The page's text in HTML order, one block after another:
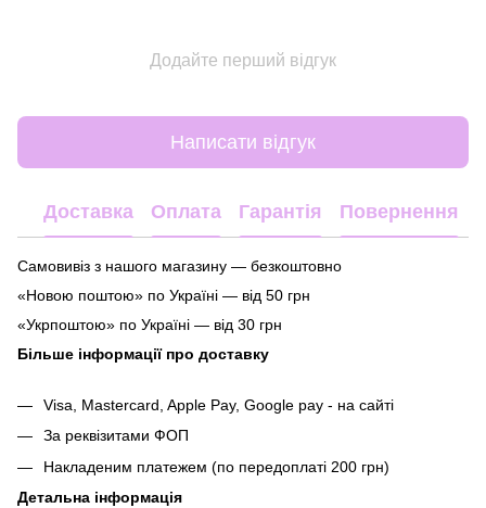
Додайте перший відгук
Написати відгук
Доставка Оплата Гарантія Повернення
Самовивіз з нашого магазину — безкоштовно
«Новою поштою» по Україні — від 50 грн
«Укрпоштою» по Україні — від 30 грн
Більше інформації про доставку
Visa, Mastercard, Apple Pay, Google pay - на сайті
За реквізитами ФОП
Накладеним платежем (по передоплаті 200 грн)
Детальна інформація